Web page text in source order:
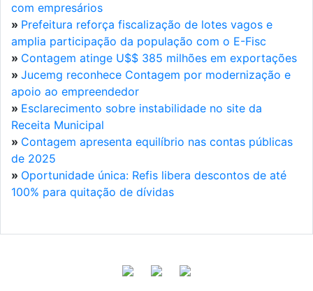
com empresários
» Prefeitura reforça fiscalização de lotes vagos e
amplia participação da população com o E-Fisc
» Contagem atinge U$$ 385 milhões em exportações
» Jucemg reconhece Contagem por modernização e
apoio ao empreendedor
» Esclarecimento sobre instabilidade no site da
Receita Municipal
» Contagem apresenta equilíbrio nas contas públicas
de 2025
» Oportunidade única: Refis libera descontos de até
100% para quitação de dívidas